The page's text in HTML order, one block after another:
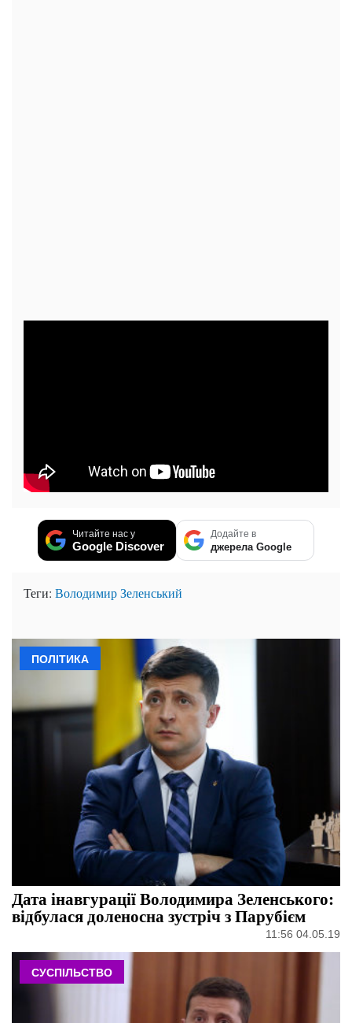
Читайте нас у
Google Discover
Додайте в
джерела Google
Теги: Володимир Зеленський
ПОЛІТИКА
Дата інавгурації Володимира Зеленського:
відбулася доленосна зустріч з Парубієм
11:56 04.05.19
СУСПІЛЬСТВО